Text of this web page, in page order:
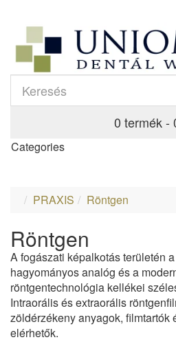
0 termék -
Categories
PRAXIS Röntgen
Röntgen
A fogászati képalkotás területén
hagyományos analóg és a
röntgentechnológia kellékei
Intraorális és extraorális
zöldérzékeny anyagok, filmtartók
elérhetők.